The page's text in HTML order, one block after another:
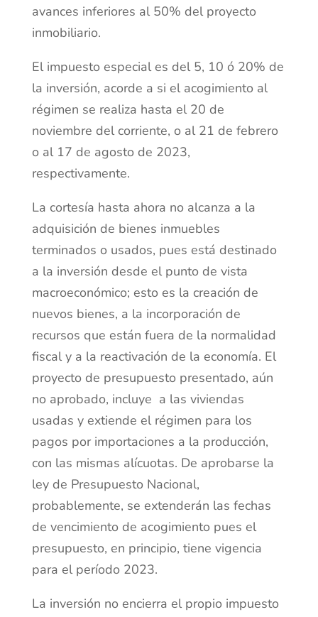
avances inferiores al 50% del proyecto
inmobiliario.
El impuesto especial es del 5, 10 ó 20% de
la inversión, acorde a si el acogimiento al
régimen se realiza hasta el 20 de
noviembre del corriente, o al 21 de febrero
o al 17 de agosto de 2023,
respectivamente.
La cortesía hasta ahora no alcanza a la
adquisición de bienes inmuebles
terminados o usados, pues está destinado
a la inversión desde el punto de vista
macroeconómico; esto es la creación de
nuevos bienes, a la incorporación de
recursos que están fuera de la normalidad
fiscal y a la reactivación de la economía. El
proyecto de presupuesto presentado, aún
no aprobado, incluye a las viviendas
usadas y extiende el régimen para los
pagos por importaciones a la producción,
con las mismas alícuotas. De aprobarse la
ley de Presupuesto Nacional,
probablemente, se extenderán las fechas
de vencimiento de acogimiento pues el
presupuesto, en principio, tiene vigencia
para el período 2023.
La inversión no encierra el propio impuesto